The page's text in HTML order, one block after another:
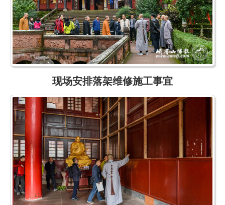
现场安排落架维修施工事宜